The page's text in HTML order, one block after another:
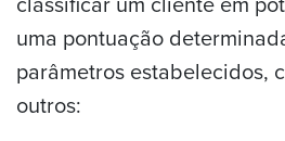
uma pontuação
parâmetros estabelecidos,
outros: